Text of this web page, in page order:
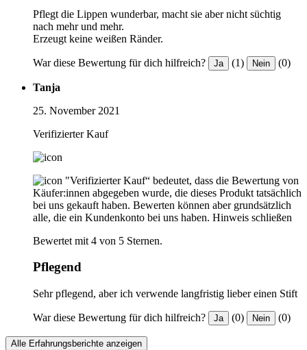
Pflegt die Lippen wunderbar, macht sie aber nicht süchtig
nach mehr und mehr.
Erzeugt keine weißen Ränder.
War diese Bewertung für dich hilfreich? Ja (1) Nein (0)
Tanja
25. November 2021
Verifizierter Kauf
"Verifizierter Kauf“ bedeutet, dass die Bewertung von
Käufer:innen abgegeben wurde, die dieses Produkt tatsächlich
bei uns gekauft haben. Bewerten können aber grundsätzlich
alle, die ein Kundenkonto bei uns haben. Hinweis schließen
Bewertet mit 4 von 5 Sternen.
Pflegend
Sehr pflegend, aber ich verwende langfristig lieber einen Stift
War diese Bewertung für dich hilfreich? Ja (0) Nein (0)
Alle Erfahrungsberichte anzeigen